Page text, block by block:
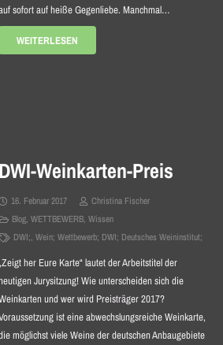
sofort auf heiße Gegenliebe. Manchmal…
WEITERLESEN
DWI-Weinkarten-Preis
16. Februar 2017
Christina Fischer
Blog,WETTBEWERB,Wissen
DWI;,Wein; Wettbewerb; DWI; Deutsches Weininstitut;
her Eure Karte“ lautet der Arbeitstitel der
Jurysitzung! Wie unterscheiden sich die
und wer wird Preisträger 2017?
ist eine abwechslungsreiche Weinkarte,
möglichst viele Weine der deutschen Anbaugebiete